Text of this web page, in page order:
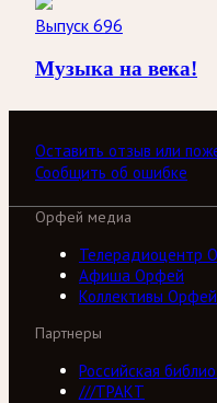
Выпуск 696
Музыка на века!
Оставить отзыв или
Сообщить об ошибке
Орфей медиа
Телерадиоцентр
Афиша Орфей
Коллективы Орфей
Партнеры
Российская
///ТРАКТ